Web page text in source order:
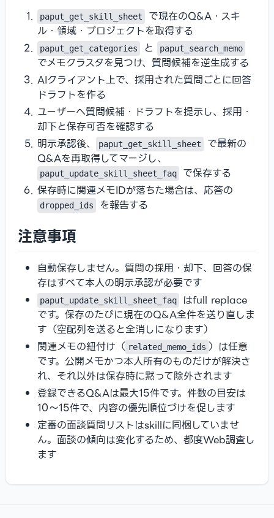
paput_get_skill_sheet
で現在のQ&A・スキ
ル・領域・プロジェクトを取得する
paput_get_categories と paput_search_memo
でメモクラスタを見つけ、質問候補を逆生成する
AIクライアント上で、採用された質問ごとに回答
ドラフトを作る
ユーザーへ質問候補・ドラフトを提示し、採用・
却下と保存可否を確認する
明示承認後、
paput_get_skill_sheet
で最新の
Q&Aを再取得してマージし、
paput_update_skill_sheet_faq
で保存する
保存時に関連メモIDが落ちた場合は、応答の
dropped_ids を報告する
注意事項
自動保存しません。質問の採用・却下、回答の保
存はすべて本人の明示承認が必要です
paput_update_skill_sheet_faq
はfull replace
です。保存のたびに現在のQ&A全件を送り直しま
す（空配列を送ると全消しになります）
関連メモの紐付け（ related_memo_ids ）は任意
です。公開メモかつ本人所有のものだけが解決さ
れ、それ以外は保存時に黙って除外されます
登録できるQ&Aは最大15件です。件数の目安は
10〜15件で、内容の優先順位づけを促します
定番の面談質問リストはskillに同梱していませ
ん。面談の傾向は変化するため、都度Web調査し
ます